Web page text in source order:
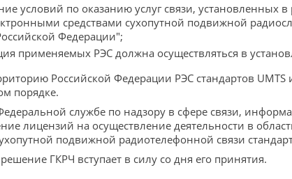
условий по оказанию услуг связи, установленных
средствами сухопутной подвижной
Федерации";
применяемых РЭС должна осуществляться в
Российской Федерации РЭС стандартов
порядке.
службе по надзору в сфере связи,
лицензий на осуществление деятельности в
подвижной радиотелефонной связи
ГКРЧ вступает в силу со дня его принятия.